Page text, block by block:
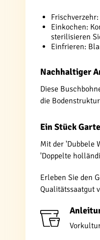
Einkochen:
sterilisieren
Einfrieren:
Nachhaltiger
Diese
die
Ein Stück
Mit der 'Dubbele
'Doppelte
Erleben Sie den
Qualitätssaatgut